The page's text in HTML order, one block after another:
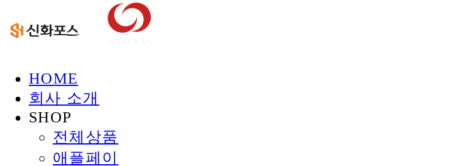
HOME
회사 소개
SHOP
전체상품
애플페이